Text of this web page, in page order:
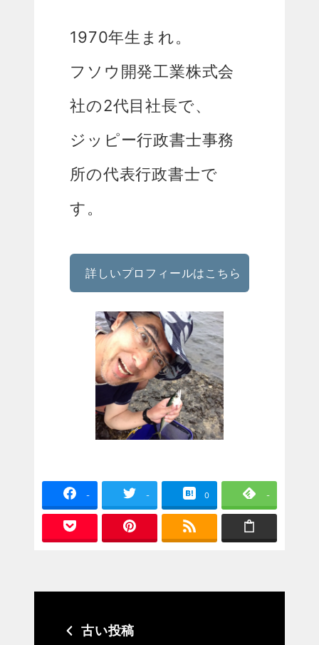
1970年生まれ。
フソウ開発工業株式会
社の2代目社長で、
ジッピー行政書士事務
所の代表行政書士で
す。
詳しいプロフィールはこちら
- - 0 -
古い投稿